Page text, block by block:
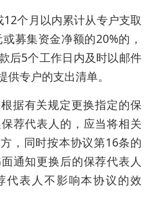
12个月以内累计从专户支取
募集资金净额的20%的，
后5个工作日内及时以邮件
专户的支出清单。
根据有关规定更换指定的保
荐代表人的，应当将相关
，同时按本协议第16条的
通知更换后的保荐代表人
代表人不影响本协议的效